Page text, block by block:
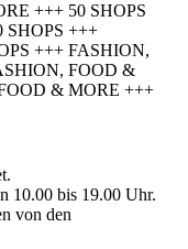
+++ 50 SHOPS
+++
+++ FASHION,
FOOD &
& MORE +++
10.00 bis 19.00 Uhr.
von den